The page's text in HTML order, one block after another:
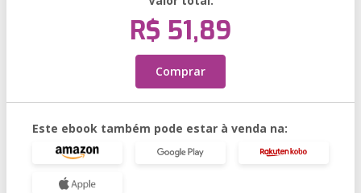
R$ 51,89
Comprar
Este ebook também pode estar à venda na: